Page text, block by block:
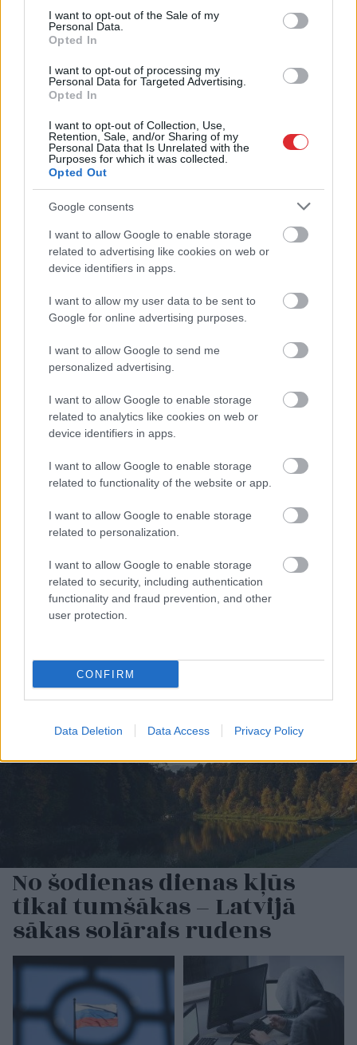
consent section.
I want to opt-out of the Sale of my
Personal Data.
Opted In
I want to opt-out of processing my
Personal Data for Targeted Advertising.
Opted In
I want to opt-out of Collection, Use,
Retention, Sale, and/or Sharing of my
Personal Data that Is Unrelated with the
Purposes for which it was collected.
Opted Out
Google consents
I want to allow Google to enable storage
related to advertising like cookies on web or
device identifiers in apps.
I want to allow my user data to be sent to
Google for online advertising purposes.
I want to allow Google to send me
personalized advertising.
I want to allow Google to enable storage
related to analytics like cookies on web or
device identifiers in apps.
I want to allow Google to enable storage
related to functionality of the website or app.
I want to allow Google to enable storage
related to personalization.
I want to allow Google to enable storage
related to security, including authentication
functionality and fraud prevention, and other
user protection.
CONFIRM
Data Deletion Data Access Privacy Policy
par reorganizāciju
lidostā ceļotāji šodien
nīkst milzīgās rindās.
Skaidrojam, kas
atgadījies
attaisnojumu netika
pārbaudi par deputātes
Rasimas saņemto
No šodienas dienas kļūs
tikai tumšākas – Latvijā
sākas solārais rudens
Atcelt Ziņot